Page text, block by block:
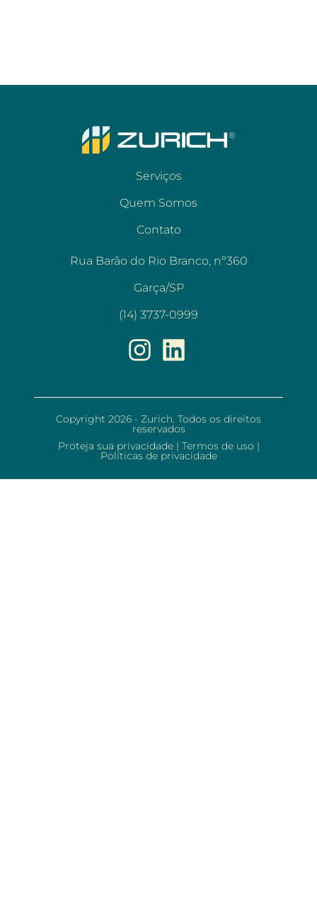
Serviços
Quem Somos
Contato
Rua Barão do Rio Branco, nº360
Garça/SP
(14) 3737-0999
Copyright 2026 - Zurich. Todos os direitos
reservados
Proteja sua privacidade | Termos de uso |
Políticas de privacidade